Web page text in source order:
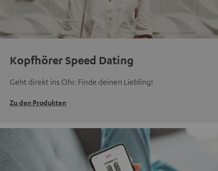
Kopfhörer Speed Dating
Geht direkt ins Ohr. Finde deinen Liebling!
Zu den Produkten